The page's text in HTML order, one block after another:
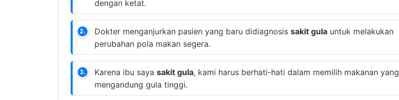
dengan ketat.
2. Dokter menganjurkan pasien yang baru didiagnosis sakit gula untuk melakukan
perubahan pola makan segera.
3. Karena ibu saya sakit gula, kami harus berhati-hati dalam memilih makanan yang
mengandung gula tinggi.